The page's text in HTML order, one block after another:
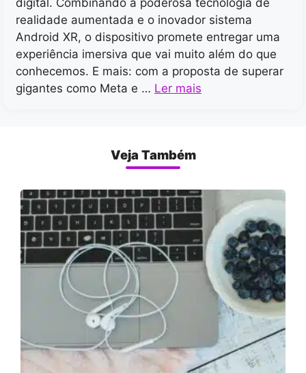
digital. Combinando a poderosa tecnologia de
realidade aumentada e o inovador sistema
Android XR, o dispositivo promete entregar uma
experiência imersiva que vai muito além do que
conhecemos. E mais: com a proposta de superar
gigantes como Meta e … Ler mais
Veja Também